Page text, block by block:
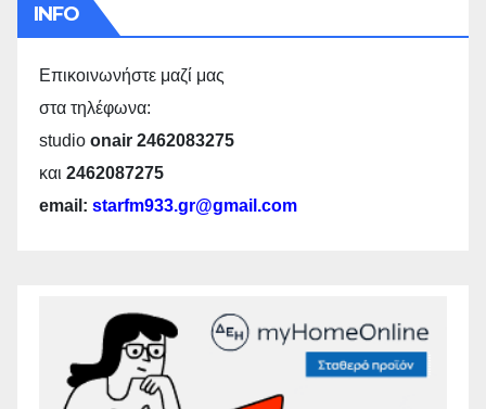
INFO
Επικοινωνήστε μαζί μας
στα τηλέφωνα:
studio onair 2462083275
και 2462087275
email: starfm933.gr@gmail.com